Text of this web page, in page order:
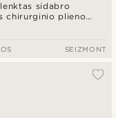
sidabro
chirurginio plieno
su rutuliuku
SEIZMONT